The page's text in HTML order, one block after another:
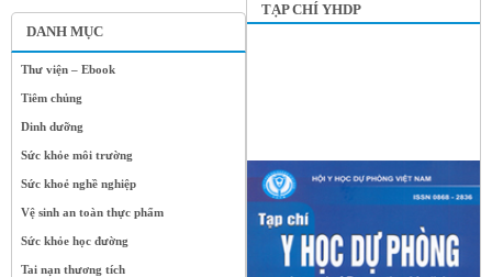
DANH MỤC
Thư viện – Ebook
Tiêm chủng
Dinh dưỡng
Sức khỏe môi trường
Sức khoẻ nghề nghiệp
Vệ sinh an toàn thực phẩm
Sức khỏe học đường
Tai nạn thương tích
TẠP CHÍ YHDP